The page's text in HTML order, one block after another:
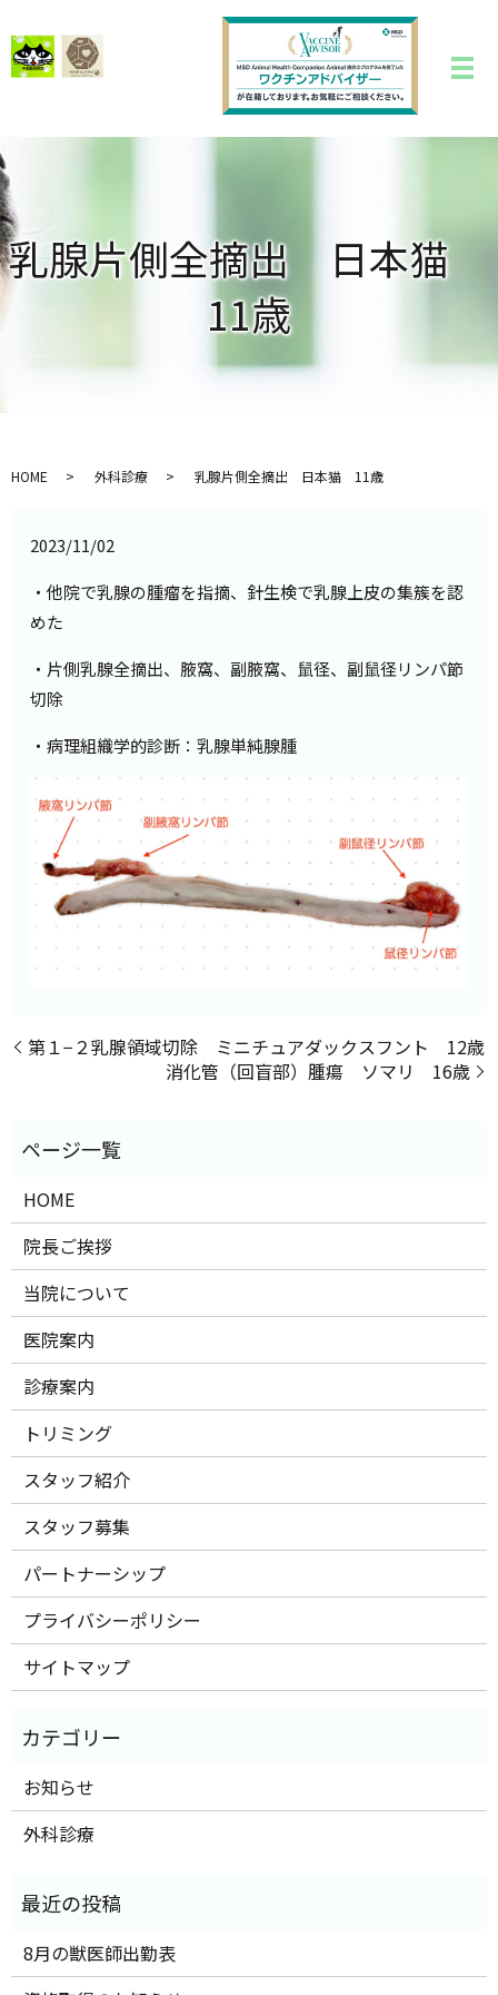
乳腺片側全摘出 日本猫
11歳
HOME 外科診療 乳腺片側全摘出 日本猫 11歳
2023/11/02
・他院で乳腺の腫瘤を指摘、針生検で乳腺上皮の集簇を認
めた
・片側乳腺全摘出、腋窩、副腋窩、鼠径、副鼠径リンパ節
切除
・病理組織学的診断：乳腺単純腺腫
第１−２乳腺領域切除 ミニチュアダックスフント 12歳
消化管（回盲部）腫瘍 ソマリ 16歳
HOME
院長ご挨拶
当院について
医院案内
診療案内
トリミング
スタッフ紹介
スタッフ募集
パートナーシップ
プライバシーポリシー
サイトマップ
お知らせ
外科診療
8月の獣医師出勤表